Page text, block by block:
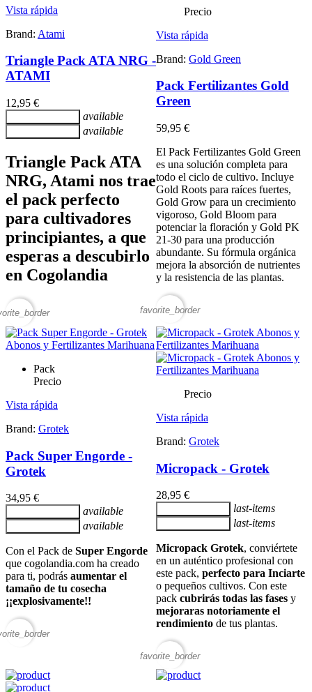
Vista rápida
Brand: Atami
Triangle Pack ATA NRG -
ATAMI
12,95 €
available
available
Triangle Pack ATA
NRG, Atami nos trae
el pack perfecto
para cultivadores
principiantes, a que
esperas a descubirlo
en Cogolandia
Precio
Vista rápida
Brand: Gold Green
Pack Fertilizantes Gold
Green
59,95 €
El Pack Fertilizantes Gold Green
es una solución completa para
todo el ciclo de cultivo. Incluye
Gold Roots para raíces fuertes,
Gold Grow para un crecimiento
vigoroso, Gold Bloom para
potenciar la floración y Gold PK
21-30 para una producción
abundante. Su fórmula orgánica
mejora la absorción de nutrientes
y la resistencia de las plantas.
favorite_border
Pack
Precio
Vista rápida
Brand: Grotek
Pack Super Engorde -
Grotek
34,95 €
available
available
Con el Pack de Super Engorde
que cogolandia.com ha creado
para ti, podrás aumentar el
tamaño de tu cosecha
¡¡explosivamente!!
Precio
Vista rápida
Brand: Grotek
Micropack - Grotek
28,95 €
last-items
last-items
Micropack Grotek, conviértete
en un auténtico profesional con
este pack, perfecto para Inciarte
o pequeños cultivos. Con este
pack cubrirás todas las fases y
mejoraras notoriamente el
rendimiento de tus plantas.
favorite_border